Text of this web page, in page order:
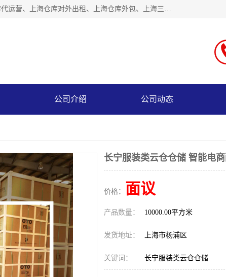
上海星力仓储服务有限公司从事：上海仓储服务、上海仓储库房、上海仓库代运营、上海仓库对外出租、上海仓库外包、上海三方仓储、上海电商仓储代发、上海电商代发货仓库、上海托管仓库、上海仓储配送。上海星力仓储服务有限公司现在拥有100个分仓、10万余平方的标准库房，精炼员工几百名，与几千家客户合作，公司已跻身上海仓储行业前列。欢迎来电咨询！
公司介绍 公司动态
长宁服装类云仓仓储 智能电
价格： 面议
产品数量： 10000.00平方米
发货地址： 上海市杨浦区
关键词： 长宁服装类云仓仓储